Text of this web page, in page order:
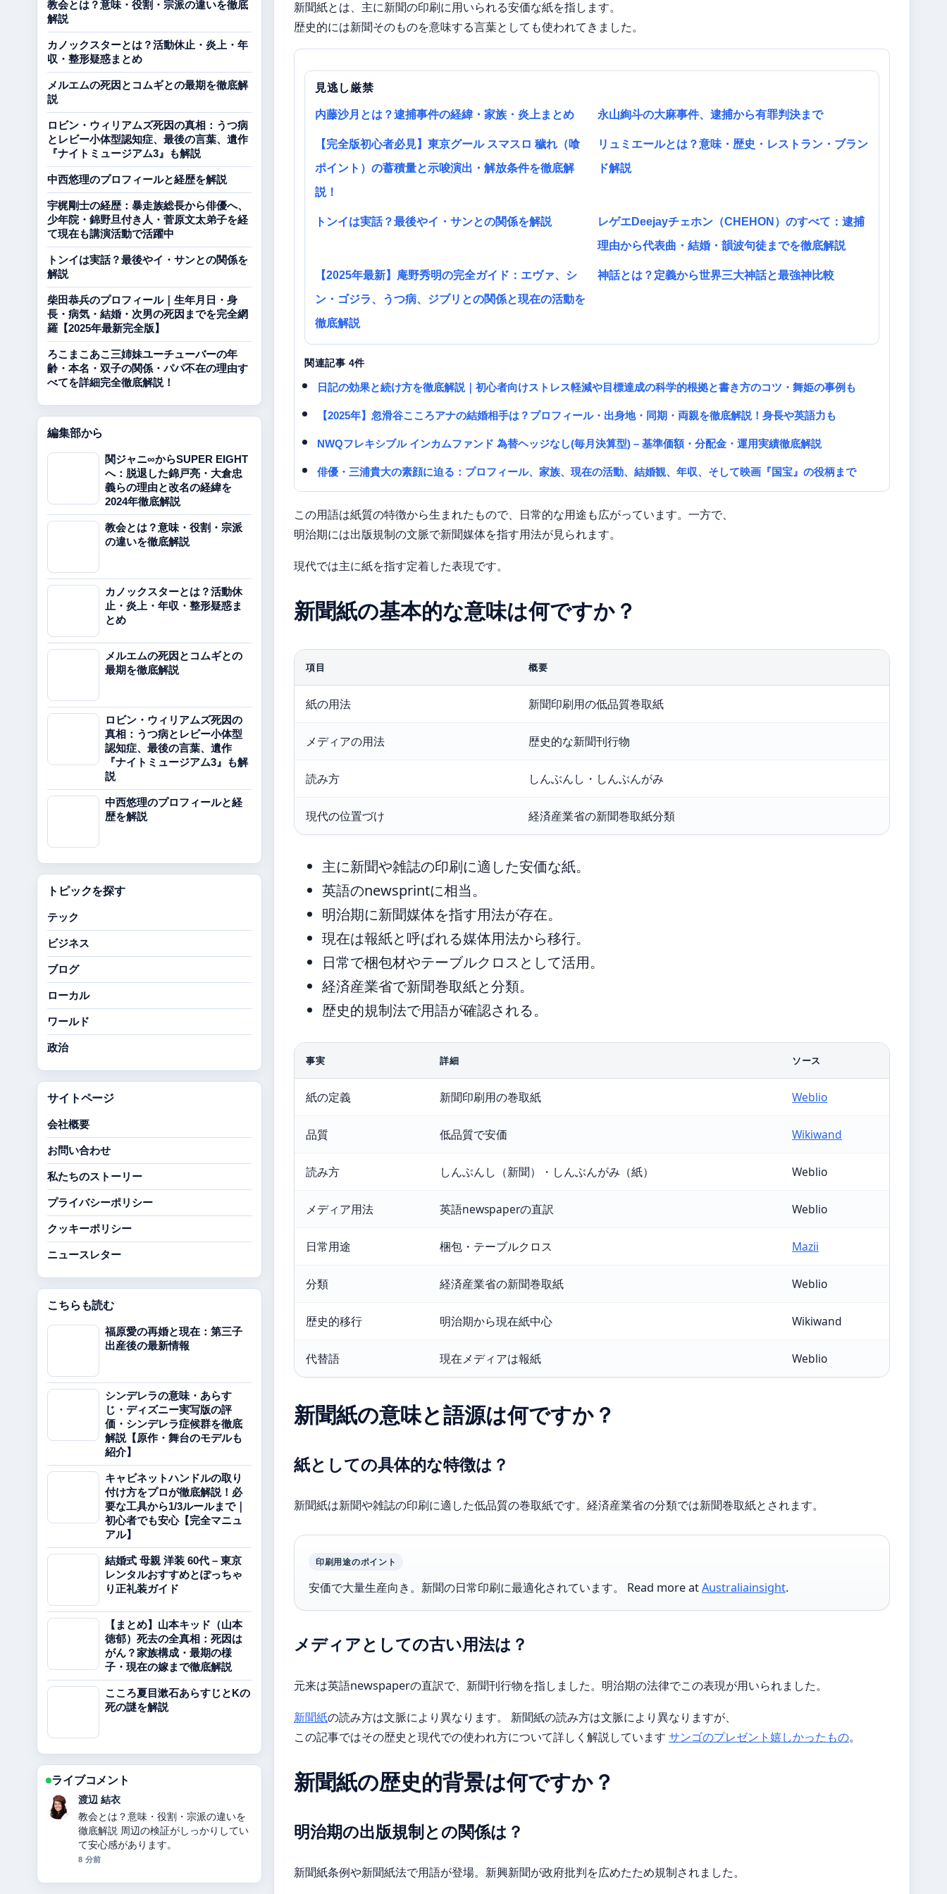
新聞紙とは、主に新聞の印刷に用いられる安価な紙を指します。
歴史的には新聞そのものを意味する言葉としても使われてきました。
見逃し厳禁
内藤沙月とは？逮捕事件の経緯・家族・炎上まとめ 永山絢斗の大麻事件、逮捕から有罪判決まで
【完全版初心者必見】東京グール スマスロ 穢れ（喰
ポイント）の蓄積量と示唆演出・解放条件を徹底解
説！
リュミエールとは？意味・歴史・レストラン・ブラン
ド解説
トンイは実話？最後やイ・サンとの関係を解説
レゲエDeejayチェホン（CHEHON）のすべて：逮捕
理由から代表曲・結婚・韻波句徒までを徹底解説
【2025年最新】庵野秀明の完全ガイド：エヴァ、シ
ン・ゴジラ、うつ病、ジブリとの関係と現在の活動を
徹底解説
神話とは？定義から世界三大神話と最強神比較
関連記事 4件
日記の効果と続け方を徹底解説｜初心者向けストレス軽減や目標達成の科学的根拠と書き方のコツ・舞姫の事例も
【2025年】忽滑谷こころアナの結婚相手は？プロフィール・出身地・同期・両親を徹底解説！身長や英語力も
NWQフレキシブル インカムファンド 為替ヘッジなし(毎月決算型) – 基準価額・分配金・運用実績徹底解説
俳優・三浦貴大の素顔に迫る：プロフィール、家族、現在の活動、結婚観、年収、そして映画『国宝』の役柄まで
この用語は紙質の特徴から生まれたもので、日常的な用途も広がっています。一方で、
明治期には出版規制の文脈で新聞媒体を指す用法が見られます。
現代では主に紙を指す定着した表現です。
新聞紙の基本的な意味は何ですか？
項目 概要
紙の用法 新聞印刷用の低品質巻取紙
メディアの用法 歴史的な新聞刊行物
読み方 しんぶんし・しんぶんがみ
現代の位置づけ 経済産業省の新聞巻取紙分類
主に新聞や雑誌の印刷に適した安価な紙。
英語のnewsprintに相当。
明治期に新聞媒体を指す用法が存在。
現在は報紙と呼ばれる媒体用法から移行。
日常で梱包材やテーブルクロスとして活用。
経済産業省で新聞巻取紙と分類。
歴史的規制法で用語が確認される。
事実 詳細 ソース
紙の定義 新聞印刷用の巻取紙 Weblio
品質 低品質で安価 Wikiwand
読み方 しんぶんし（新聞）・しんぶんがみ（紙） Weblio
メディア用法 英語newspaperの直訳 Weblio
日常用途 梱包・テーブルクロス Mazii
分類 経済産業省の新聞巻取紙 Weblio
歴史的移行 明治期から現在紙中心 Wikiwand
代替語 現在メディアは報紙 Weblio
新聞紙の意味と語源は何ですか？
紙としての具体的な特徴は？
新聞紙は新聞や雑誌の印刷に適した低品質の巻取紙です。経済産業省の分類では新聞巻取紙とされます。
印刷用途のポイント
安価で大量生産向き。新聞の日常印刷に最適化されています。 Read more atAustraliainsight.
メディアとしての古い用法は？
元来は英語newspaperの直訳で、新聞刊行物を指しました。明治期の法律でこの表現が用いられました。
新聞紙の読み方は文脈により異なります。 新聞紙の読み方は文脈により異なりますが、
この記事ではその歴史と現代での使われ方について詳しく解説しています サンゴのプレゼント嬉しかったもの。
新聞紙の歴史的背景は何ですか？
明治期の出版規制との関係は？
新聞紙条例や新聞紙法で用語が登場。新興新聞が政府批判を広めたため規制されました。
教会とは？意味・役割・宗派の違いを徹底
解説
カノックスターとは？活動休止・炎上・年
収・整形疑惑まとめ
メルエムの死因とコムギとの最期を徹底解
説
ロビン・ウィリアムズ死因の真相：うつ病
とレビー小体型認知症、最後の言葉、遺作
『ナイトミュージアム3』も解説
中西悠理のプロフィールと経歴を解説
宇梶剛士の経歴：暴走族総長から俳優へ、
少年院・錦野旦付き人・菅原文太弟子を経
て現在も講演活動で活躍中
トンイは実話？最後やイ・サンとの関係を
解説
柴田恭兵のプロフィール｜生年月日・身
長・病気・結婚・次男の死因までを完全網
羅【2025年最新完全版】
ろこまこあこ三姉妹ユーチューバーの年
齢・本名・双子の関係・パパ不在の理由す
べてを詳細完全徹底解説！
編集部から
関ジャニ∞からSUPER EIGHT
へ：脱退した錦戸亮・大倉忠
義らの理由と改名の経緯を
2024年徹底解説
教会とは？意味・役割・宗派
の違いを徹底解説
カノックスターとは？活動休
止・炎上・年収・整形疑惑ま
とめ
メルエムの死因とコムギとの
最期を徹底解説
ロビン・ウィリアムズ死因の
真相：うつ病とレビー小体型
認知症、最後の言葉、遺作
『ナイトミュージアム3』も解
説
中西悠理のプロフィールと経
歴を解説
トピックを探す
テック
ビジネス
ブログ
ローカル
ワールド
政治
サイトページ
会社概要
お問い合わせ
私たちのストーリー
プライバシーポリシー
クッキーポリシー
ニュースレター
こちらも読む
福原愛の再婚と現在：第三子
出産後の最新情報
シンデレラの意味・あらす
じ・ディズニー実写版の評
価・シンデレラ症候群を徹底
解説【原作・舞台のモデルも
紹介】
キャビネットハンドルの取り
付け方をプロが徹底解説！必
要な工具から1/3ルールまで｜
初心者でも安心【完全マニュ
アル】
結婚式 母親 洋装 60代 – 東京
レンタルおすすめとぽっちゃ
り正礼装ガイド
【まとめ】山本キッド（山本
徳郁）死去の全真相：死因は
がん？家族構成・最期の様
子・現在の嫁まで徹底解説
こころ夏目漱石あらすじとKの
死の謎を解説
ライブコメント
渡辺 結衣
教会とは？意味・役割・宗派の違いを
徹底解説 周辺の検証がしっかりしてい
て安心感があります。
8 分前